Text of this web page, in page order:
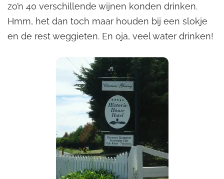
zo’n 40 verschillende wijnen konden drinken.
Hmm, het dan toch maar houden bij een slokje
en de rest weggieten. En oja, veel water drinken!